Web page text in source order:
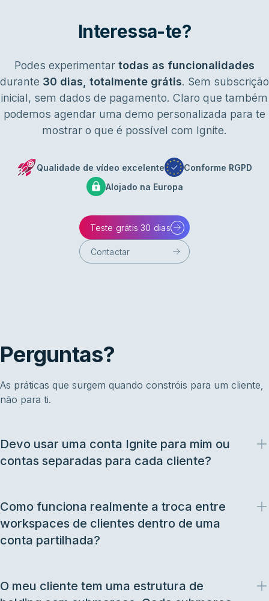
Interessa-te?
Podes experimentar todas as funcionalidades
durante 30 dias, totalmente grátis. Sem subscrição
inicial, sem dados de pagamento. Claro que também
podemos agendar uma demo personalizada para te
mostrar o que é possível com Ignite.
Qualidade de vídeo excelente
Conforme RGPD
Alojado na Europa
Teste grátis 30 dias
Contactar
Perguntas?
As práticas que surgem quando constróis para um cliente,
não para ti.
Devo usar uma conta Ignite para mim ou
contas separadas para cada cliente?
Como funciona realmente a troca entre
workspaces de clientes dentro de uma
conta partilhada?
O meu cliente tem uma estrutura de